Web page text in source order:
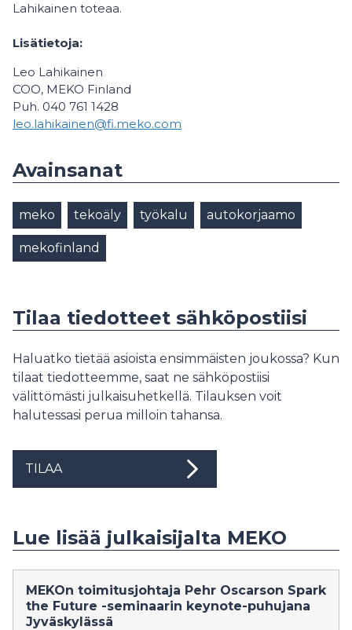
Lahikainen toteaa.
Lisätietoja:
Leo Lahikainen
COO, MEKO Finland
Puh. 040 761 1428
leo.lahikainen@fi.meko.com
Avainsanat
meko tekoäly työkalu autokorjaamo
mekofinland
Tilaa tiedotteet sähköpostiisi
Haluatko tietää asioista ensimmäisten joukossa? Kun
tilaat tiedotteemme, saat ne sähköpostiisi
välittömästi julkaisuhetkellä. Tilauksen voit
halutessasi perua milloin tahansa.
TILAA
Lue lisää julkaisijalta MEKO
MEKOn toimitusjohtaja Pehr Oscarson Spark
the Future -seminaarin keynote-puhujana
Jyväskylässä